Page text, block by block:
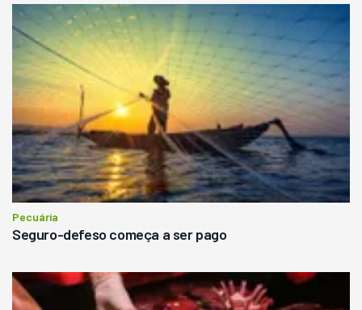
Pecuária
Seguro-defeso começa a ser pago